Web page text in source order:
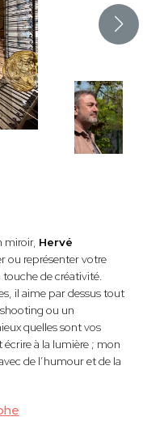
miroir, Hervé
ou représenter votre
de créativité.
il aime par dessus tout
ou un
quelles sont vos
à la lumière ; mon
de l’humour et de la